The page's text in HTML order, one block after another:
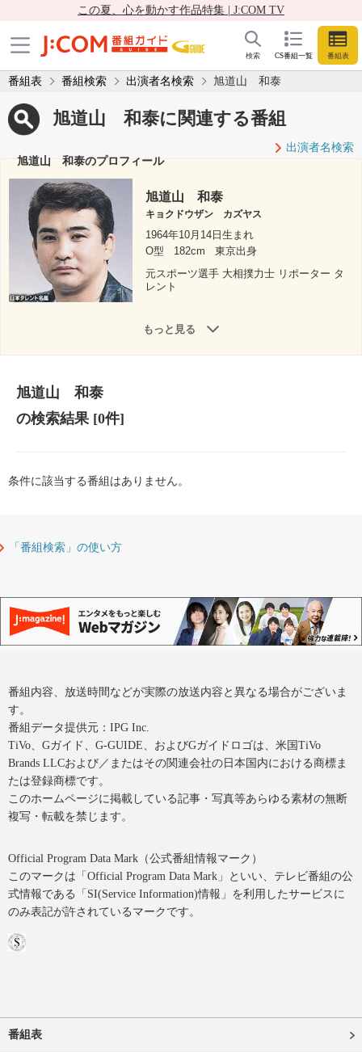
この夏、心を動かす作品特集 | J:COM TV
CS番組一覧 番組表
検索
番組表 番組検索 出演者名検索 旭道山 和泰
旭道山 和泰に関連する番組
出演者名検索
旭道山 和泰のプロフィール
旭道山 和泰
キョクドウザン カズヤス
1964年10月14日生まれ
O型
182cm
東京出身
元スポーツ選手 大相撲力士 リポーター タ
レント
もっと見る
旭道山 和泰
の検索結果[0件]
条件に該当する番組はありません。
「番組検索」の使い方
番組内容、放送時間などが実際の放送内容と異なる場合がございま
す。
番組データ提供元：IPG Inc.
TiVo、Gガイド、G-GUIDE、およびGガイドロゴは、米国TiVo
Brands LLCおよび／またはその関連会社の日本国内における商標ま
たは登録商標です。
このホームページに掲載している記事・写真等あらゆる素材の無断
複写・転載を禁じます。
Official Program Data Mark（公式番組情報マーク）
このマークは「Official Program Data Mark」といい、テレビ番組の公
式情報である「SI(Service Information)情報」を利用したサービスに
のみ表記が許されているマークです。
番組表